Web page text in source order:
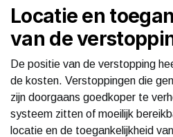
Locatie en
van de
De positie van de verstopping
de kosten. Verstoppingen die
zijn doorgaans goedkoper te
systeem zitten of moeilijk
locatie en de toegankelijkheid